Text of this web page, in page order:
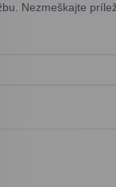
Nezmeškajte